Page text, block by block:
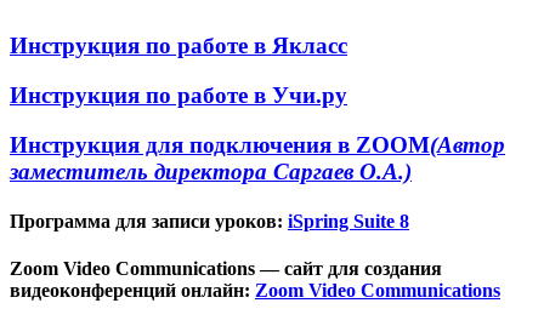
Инструкция по работе в Якласс
Инструкция по работе в Учи.ру
Инструкция для подключения в ZOOM(Автор
заместитель директора Саргаев О.А.)
Программа для записи уроков: iSpring Suite 8
Zoom Video Communications — сайт для создания
видеоконференций онлайн: Zoom Video Communications